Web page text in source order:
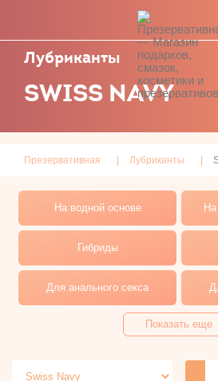
Лубриканты
SWISS NAVY
Презервативная Лубриканты
На водной основе
Гибриды
Для анального секса
Для секса и массажаПоказать еще